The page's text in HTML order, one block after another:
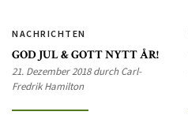
NACHRICHTEN
GOD JUL & GOTT NYTT ÅR!
21. Dezember 2018 durch Carl-
Fredrik Hamilton